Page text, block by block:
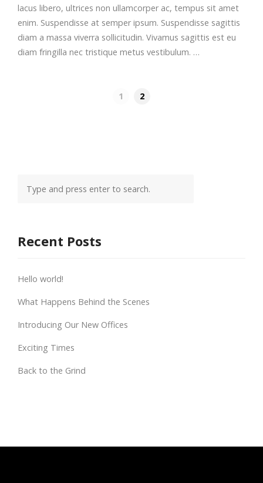
lacus libero, ultrices non ullamcorper ac, tempus sit amet
enim. Suspendisse at semper ipsum. Suspendisse sagittis
diam a massa viverra sollicitudin. Vivamus sagittis est eu
diam fringilla nec tristique metus vestibulum. …
1 2
Recent Posts
Hello world!
What Happens Behind the Scenes
Introducing Our New Offices
Exciting Times
Back to the Grind